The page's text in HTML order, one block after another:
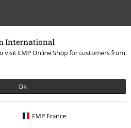
International
visit EMP Online Shop for customers from
Ok
EMP France